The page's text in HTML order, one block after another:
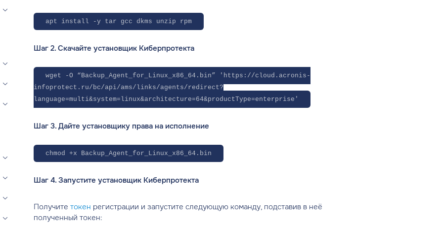
apt install -y tar gcc dkms unzip rpm
Шаг 2. Скачайте установщик Киберпротекта
wget -O “Backup_Agent_for_Linux_x86_64.bin” 'https://cloud.acronis-
infoprotect.ru/bc/api/ams/links/agents/redirect?
language=multi&system=linux&architecture=64&productType=enterprise'
Шаг 3. Дайте установщику права на исполнение
chmod +x Backup_Agent_for_Linux_x86_64.bin
Шаг 4. Запустите установщик Киберпротекта
Получите токен регистрации и запустите следующую команду, подставив в неё
полученный токен: